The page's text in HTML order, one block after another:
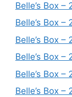
Belle’s Box –
Belle’s Box –
Belle’s Box –
Belle’s Box –
Belle’s Box –
Belle’s Box –